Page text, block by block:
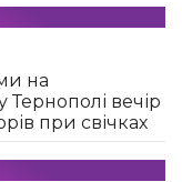
на
Тернополі вечір
при свічках